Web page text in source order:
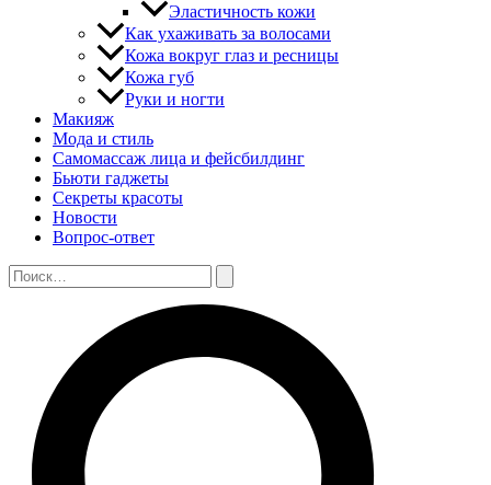
Эластичность кожи
Как ухаживать за волосами
Кожа вокруг глаз и ресницы
Кожа губ
Руки и ногти
Макияж
Мода и стиль
Самомассаж лица и фейсбилдинг
Бьюти гаджеты
Секреты красоты
Новости
Вопрос-ответ
Поиск: